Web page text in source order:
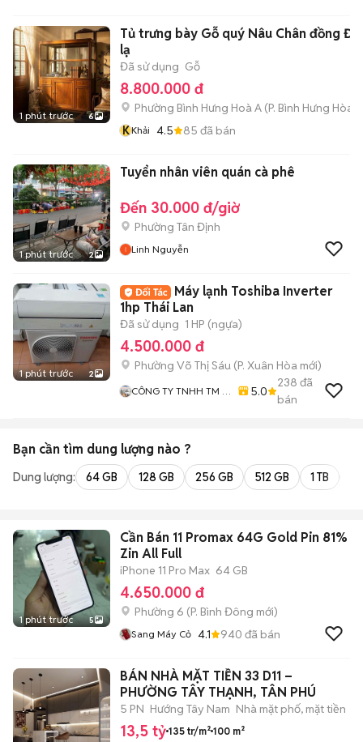
1 phút trước 6
Tủ trưng bày Gỗ quý Nâu Chân đồng
lạ
Đã sử dụng Gỗ
8.800.000 đ
Phường Bình Hưng Hoà A (P. Bình Hưng Hòa
KKhải 4.5 85 đã bán
1 phút trước 2
Tuyển nhân viên quán cà phê
Đến 30.000 đ/giờ
Phường Tân Định
Linh Nguyễn
1 phút trước 2
Máy lạnh Toshiba Inverter
1hp Thái Lan
Đã sử dụng 1 HP (ngựa)
4.500.000 đ
Phường Võ Thị Sáu (P. Xuân Hòa mới)
CÔNG TY TNHH TM -
5.0
238 đã
bán
Bạn cần tìm dung lượng nào ?
Dung lượng: 64 GB 128 GB 256 GB 512 GB 1 TB
1 phút trước 5
Cần Bán 11 Promax 64G Gold Pin 81%
Zin All Full
iPhone 11 Pro Max 64 GB
4.650.000 đ
Phường 6 (P. Bình Đông mới)
Sang Máy Cỏ 4.1 940 đã bán
BÁN NHÀ MẶT TIỀN 33 D11 –
PHƯỜNG TÂY THẠNH, TÂN PHÚ
5 PN Hướng Tây Nam Nhà mặt phố, mặt tiền
13,5 tỷ 135 tr/m² 100 m²